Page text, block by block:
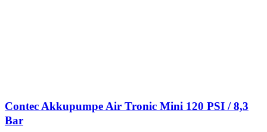
Contec Akkupumpe Air Tronic Mini 120 PSI / 8,3
Bar